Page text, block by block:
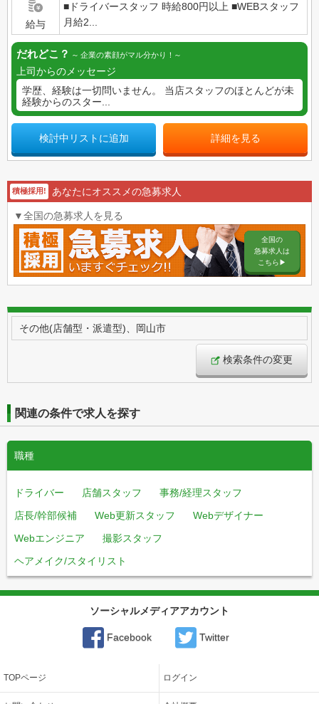
給与
■ドライバースタッフ 時給800円以上 ■WEBスタッフ
月給2...
だれどこ？ 企業の素顔がマル分かり！
上司からのメッセージ
学歴、経験は一切問いません。 当店スタッフのほとんどが未
経験からのスター...
検討中リストに追加 詳細を見る
積極採用! あなたにオススメの急募求人
▼全国の急募求人を見る
全国の
急募求人は
こちら▶︎
その他(店舗型・派遣型)、岡山市
検索条件の変更
関連の条件で求人を探す
職種
ドライバー 店舗スタッフ
事務/経理スタッフ
店長/幹部候補
Web更新スタッフ
Webデザイナー
Webエンジニア
撮影スタッフ
ヘアメイク/スタイリスト
ソーシャルメディアアカウント
Facebook Twitter
TOPページ ログイン